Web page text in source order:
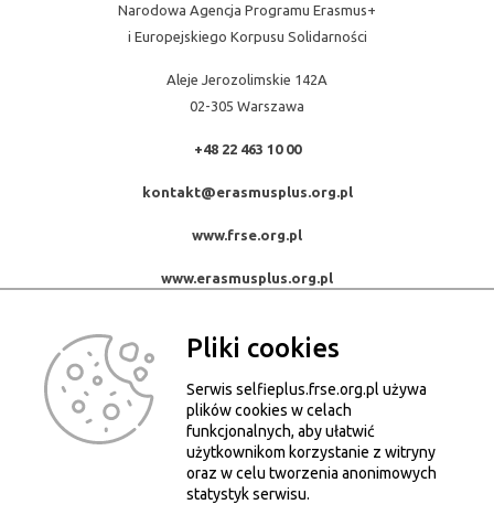
Narodowa Agencja Programu Erasmus+
i Europejskiego Korpusu Solidarności
Aleje Jerozolimskie 142A
02-305 Warszawa
+48 22 463 10 00
kontakt@erasmusplus.org.pl
www.frse.org.pl
www.erasmusplus.org.pl
© Konkurs Selfie+ 2015-2026. Wszystkie prawa zastrzeżone.
Kopiowanie, powielanie i wykorzystywanie zdjęć bez zgody autora
zabronione.
Pliki Cookies
Pliki cookies
Serwis selfieplus.frse.org.pl używa
plików cookies w celach
funkcjonalnych, aby ułatwić
użytkownikom korzystanie z witryny
oraz w celu tworzenia anonimowych
statystyk serwisu.